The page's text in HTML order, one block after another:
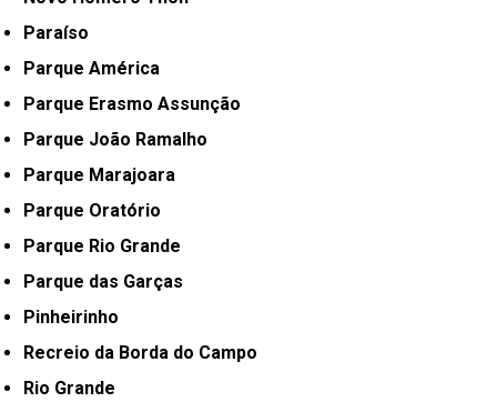
Paraíso
Parque América
Parque Erasmo Assunção
Parque João Ramalho
Parque Marajoara
Parque Oratório
Parque Rio Grande
Parque das Garças
Pinheirinho
Recreio da Borda do Campo
Rio Grande